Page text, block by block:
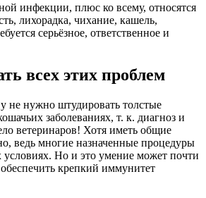
инфекции, плюс ко всему, относятся
лихорадка, чихание, кашель,
серьёзное, ответственное и
всех этих проблем
не нужно штудировать толстые
заболеваниях, т. к. диагноз и
ветеринаров! Хотя иметь общие
ведь многие назначенные процедуры
Но и это умение может почти
крепкий иммунитет